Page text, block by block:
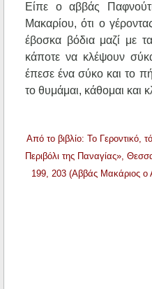
Είπε ο αββάς
Μακαρίου, ότι ο
έβοσκα βόδια μαζί με
κάποτε να κλέψουν
έπεσε ένα σύκο και το
το θυμάμαι, κάθομαι και
Από το βιβλίο: Το Γεροντικό,
Περιβόλι της Παναγίας»,
199, 203 (Αββάς Μακάριος ο